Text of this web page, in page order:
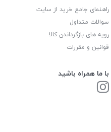
راهنمای جامع خرید از سایت
سوالات متداول
رویه های بازگرداندن کالا
قوانین و مقررات
با ما همراه باشید